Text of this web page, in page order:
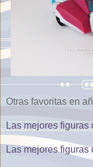
Otras favoritas en
Las mejores figuras
Las mejores figuras